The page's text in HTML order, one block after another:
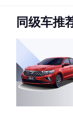
同级车推